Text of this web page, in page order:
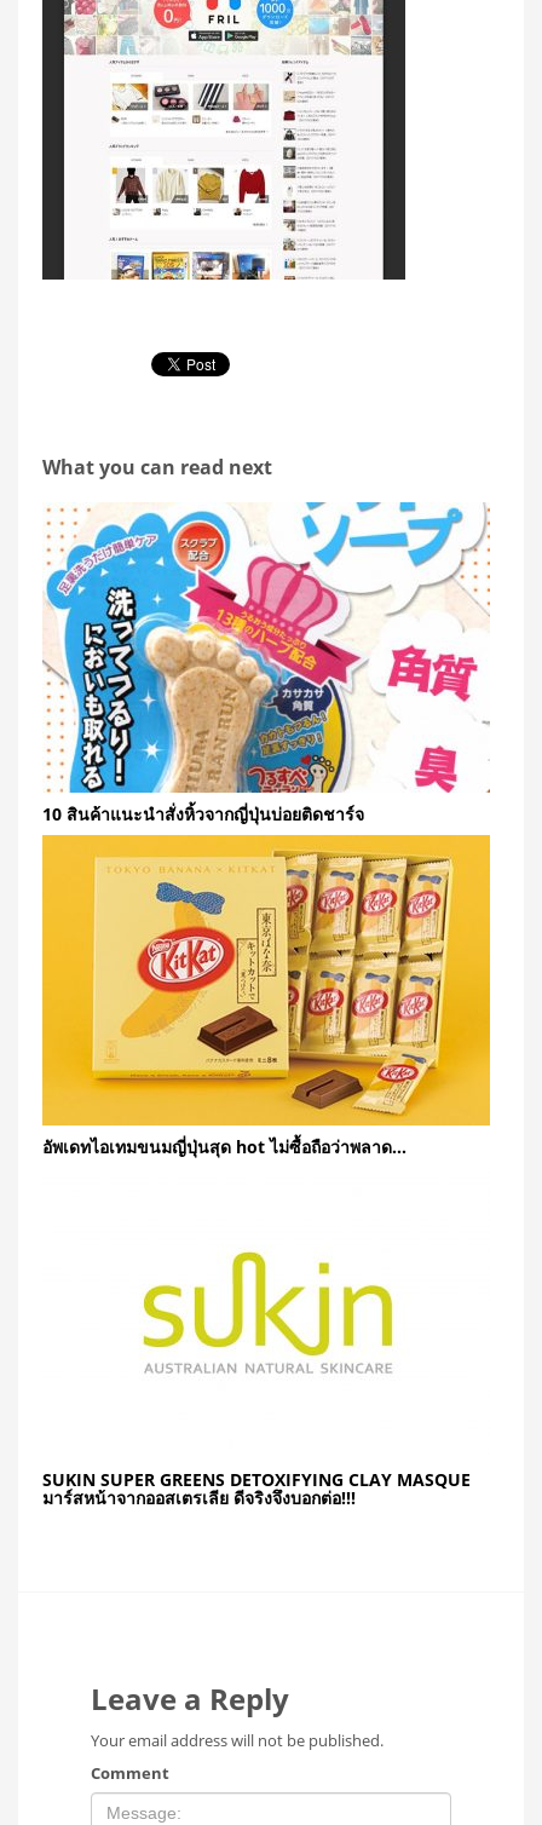
What you can read next
10 สินค้าแนะนำสั่งหิ้วจากญี่ปุ่นบ่อยติดชาร์จ
อัพเดทไอเทมขนมญี่ปุ่นสุด hot ไม่ซื้อถือว่าพลาด…
SUKIN SUPER GREENS DETOXIFYING CLAY MASQUE
มาร์สหน้าจากออสเตรเลีย ดีจริงจึงบอกต่อ!!!
Leave a Reply
Your email address will not be published.
Comment